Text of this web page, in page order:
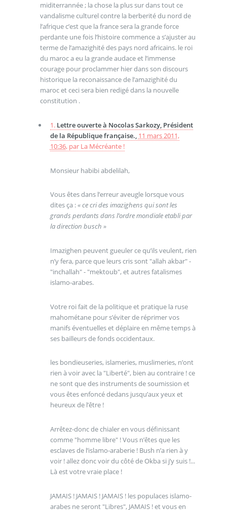
miditerrannée ; la chose la plus sur dans tout ce
vandalisme culturel contre la berberité du nord de
l’afrique c’est que la france sera la grande force
perdante une fois l’histoire commence a s’ajuster au
terme de l’amazighité des pays nord africains. le roi
du maroc a eu la grande audace et l’immense
courage pour proclammer hier dans son discours
historique la reconaissance de l’amazighité du
maroc et ceci sera bien redigé dans la nouvelle
constitution .
1. Lettre ouverte à Nocolas Sarkozy, Président
de la République française., 11 mars 2011,
10:36, par La Mécréante !
Monsieur habibi abdelilah,
Vous êtes dans l’erreur aveugle lorsque vous
dites ça :« ce cri des imazighens qui sont les
grands perdants dans l’ordre mondiale etabli par
la direction busch »
Imazighen peuvent gueuler ce qu’ils veulent, rien
n’y fera, parce que leurs cris sont "allah akbar" -
"inchallah" - "mektoub", et autres fatalismes
islamo-arabes.
Votre roi fait de la politique et pratique la ruse
mahométane pour s’éviter de réprimer vos
manifs éventuelles et déplaire en même temps à
ses bailleurs de fonds occidentaux.
les bondieuseries, islameries, muslimeries, n’ont
rien à voir avec la "Liberté", bien au contraire ! ce
ne sont que des instruments de soumission et
vous êtes enfoncé dedans jusqu’aux yeux et
heureux de l’être !
Arrêtez-donc de chialer en vous définissant
comme "homme libre" ! Vous n’êtes que les
esclaves de l’islamo-araberie ! Bush n’a rien à y
voir ! allez donc voir du côté de Okba si j’y suis !...
Là est votre vraie place !
JAMAIS ! JAMAIS ! JAMAIS ! les populaces islamo-
arabes ne seront "Libres", JAMAIS ! et vous en